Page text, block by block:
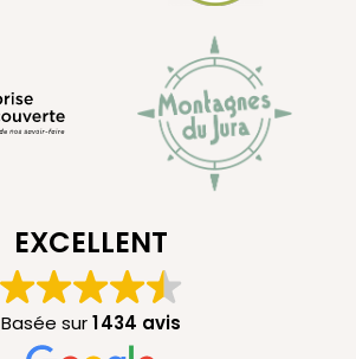
EXCELLENT
Basée sur1 434 avis